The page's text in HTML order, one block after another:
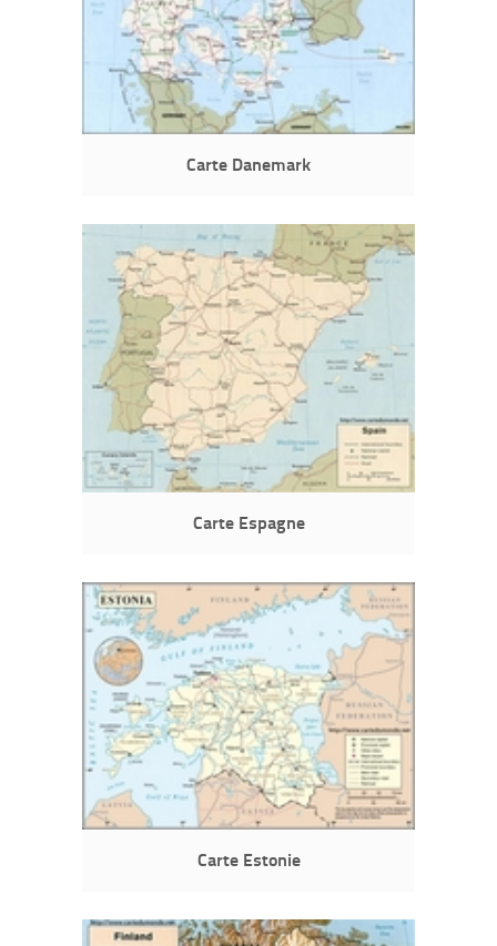
Carte Danemark
Carte Espagne
Carte Estonie